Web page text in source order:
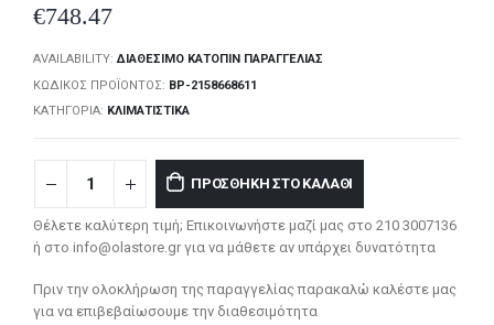
€748.47
AVAILABILITY:ΔΙΑΘΈΣΙΜΟ ΚΑΤΌΠΙΝ ΠΑΡΑΓΓΕΛΊΑΣ
ΚΩΔΙΚΌΣ ΠΡΟΪΌΝΤΟΣ: BP-2158668611
ΚΑΤΗΓΟΡΊΑ: ΚΛΙΜΑΤΙΣΤΙΚΆ
ΠΡΟΣΘΉΚΗ ΣΤΟ ΚΑΛΆΘΙ
Θέλετε καλύτερη τιμή; Επικοινωνήστε μαζί μας στο 210 3007136
ή στο info@olastore.gr για να μάθετε αν υπάρχει δυνατότητα
Πριν την ολοκλήρωση της παραγγελίας παρακαλώ καλέστε μας
για να επιβεβαίωσουμε την διαθεσιμότητα